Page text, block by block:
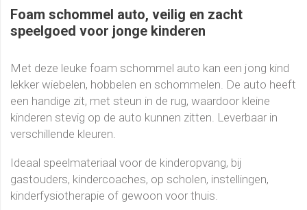
Foam schommel auto, veilig en zacht
speelgoed voor jonge kinderen
Met deze leuke foam schommel auto kan een jong kind
lekker wiebelen, hobbelen en schommelen. De auto heeft
een handige zit, met steun in de rug, waardoor kleine
kinderen stevig op de auto kunnen zitten. Leverbaar in
verschillende kleuren.
Ideaal speelmateriaal voor de kinderopvang, bij
gastouders, kindercoaches, op scholen, instellingen,
kinderfysiotherapie of gewoon voor thuis.